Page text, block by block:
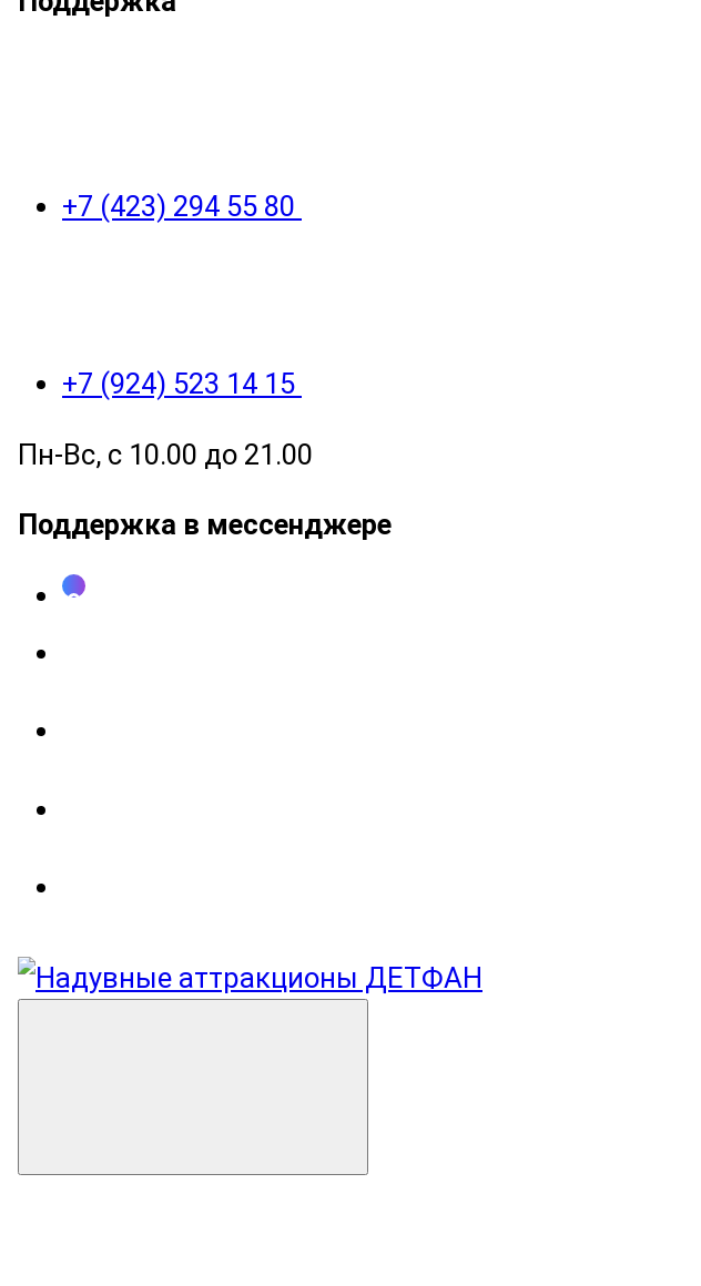
+7 (423) 294 55 80
+7 (924) 523 14 15
Пн-Вс, с 10.00 до 21.00
Поддержка в мессенджере